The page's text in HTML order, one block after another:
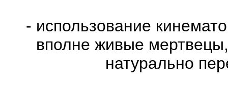
- использование
вполне живые
натурально